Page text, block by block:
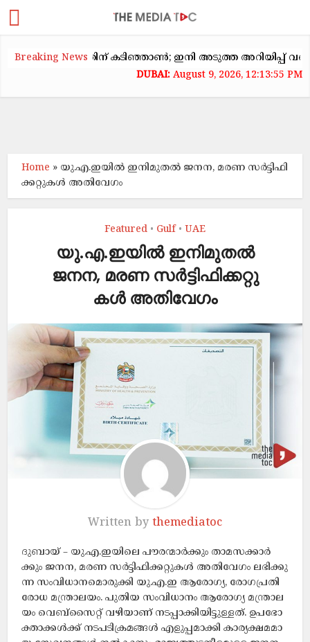
Breaking Newsകടിഞ്ഞാൺ; ഇനി അടുത്ത അറിയിപ്പ് വരെ
August 9, 2026, 12:13:55 PM
Home » യു.എ.ഇയിൽ ഇനിമുതൽ ജ​ന​ന, മ​ര​ണ സ​ർ​ട്ടി​ഫി​
ക്ക​റ്റു​ക​ൾ അ​തി​വേ​ഗം
Featured • Gulf • UAE
യു.എ.ഇയിൽ ഇനിമുതൽ
ജ​ന​ന, മ​ര​ണ സ​ർ​ട്ടി​ഫി​ക്ക​റ്റു​
ക​ൾ അ​തി​വേ​ഗം
Written by themediatoc
ദുബായ് – യു.എ.ഇയിലെ പൗ​ര​ന്മാ​ർ​ക്കും താ​മ​സ​ക്കാ​ർ​
ക്കും ജ​ന​ന, മ​ര​ണ സ​ർ​ട്ടി​ഫി​ക്ക​റ്റു​ക​ൾ അ​തി​വേ​ഗം ല​ഭി​ക്കു​
ന്ന സം​വി​ധാ​ന​മൊ​രു​ക്കി യു.​എ.​ഇ ആ​രോ​ഗ്യ, രോ​ഗ​പ്ര​തി​
രോ​ധ മ​ന്ത്രാ​ല​യം. പുതിയ സംവിധാനം ആ​രോ​ഗ്യ മ​ന്ത്രാ​ല​
യം വെ​ബ്​​സൈ​റ്റ്​ വ​ഴി​യാ​ണ്​ ന​ട​പ്പാ​ക്കി​യി​ട്ടു​ള്ള​ത്. ഉ​പ​ഭോ​
ക്താ​ക്ക​ൾ​ക്ക്​ ന​ട​പ​ടി​ക്ര​മ​ങ്ങ​ൾ എ​ളു​പ്പ​മാ​ക്കി കാ​ര്യ​ക്ഷ​മ​മാ​